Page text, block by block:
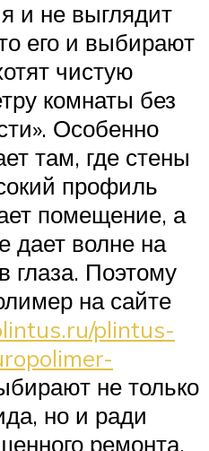
и не выглядит
его и выбирают
чистую
комнаты без
Особенно
там, где стены
профиль
помещение, а
дает волне на
глаза. Поэтому
на сайте
plintus-
не только
но и ради
ремонта,